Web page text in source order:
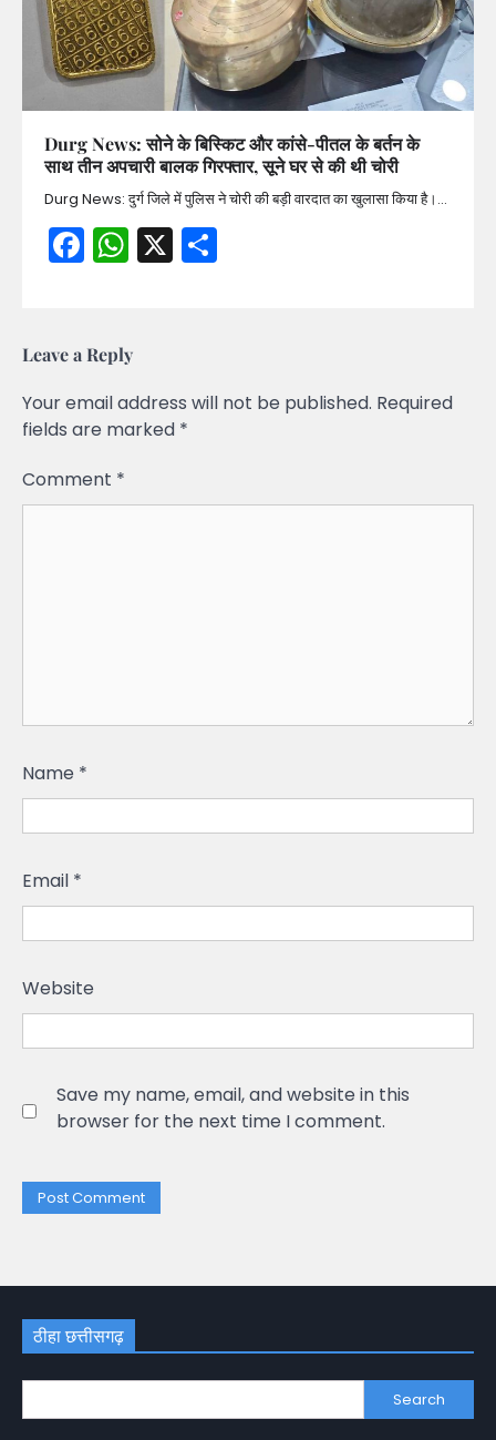
Durg News: सोने के बिस्किट और कांसे-पीतल के बर्तन के
साथ तीन अपचारी बालक गिरफ्तार, सूने घर से की थी चोरी
Durg News: दुर्ग जिले में पुलिस ने चोरी की बड़ी वारदात का खुलासा किया है।…
Facebook
WhatsApp
X
Leave a Reply
Your email address will not be published. Required
fields are marked *
Comment *
Name *
Email *
Website
Save my name, email, and website in this
browser for the next time I comment.
ठीहा छत्तीसगढ़
Search